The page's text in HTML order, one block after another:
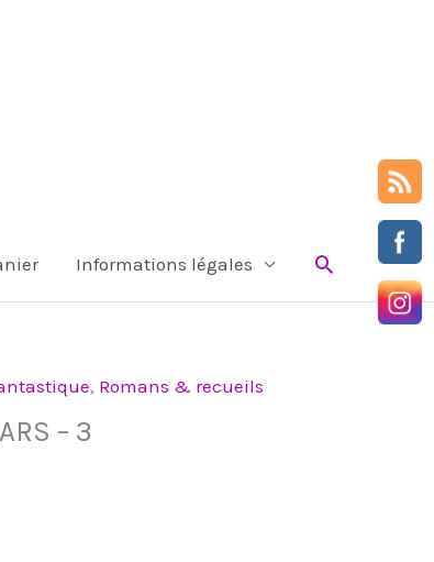
Informations légales Rechercher
, Romans & recueils
– 3